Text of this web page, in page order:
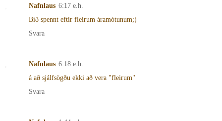
Nafnlaus 6:17 e.h.
Bíð spennt eftir fleirum áramótunum;)
Svara
Nafnlaus 6:18 e.h.
á að sjálfsögðu ekki að vera "fleirum"
Svara